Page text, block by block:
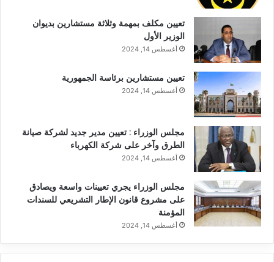
تعيين مكلف بمهمة وثلاثة مستشارين بديوان
الوزير الأول
أغسطس 14, 2024
تعيين مستشارين برئاسة الجمهورية
أغسطس 14, 2024
مجلس الوزراء : تعيين مدير جديد لشركة صيانة
الطرق وآخر على شركة الكهرباء
أغسطس 14, 2024
مجلس الوزراء يجري تعيينات واسعة ويصادق
على مشروع قانون الإطار التشريعي للسندات
المؤمنة
أغسطس 14, 2024